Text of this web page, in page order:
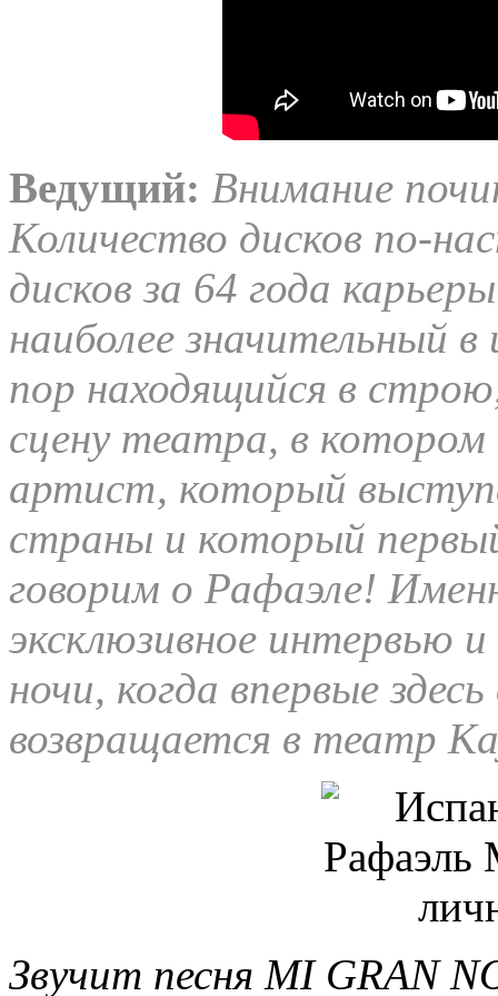
Ведущий: Внимание
Количество дисков по-
дисков за 64 года
наиболее значительный
пор находящийся в
сцену театра, в
артист, который
страны и который
говорим о Рафаэле!
эксклюзивное интервью
ночи, когда впервые
возвращается в театр
Звучит песня MI GRAN